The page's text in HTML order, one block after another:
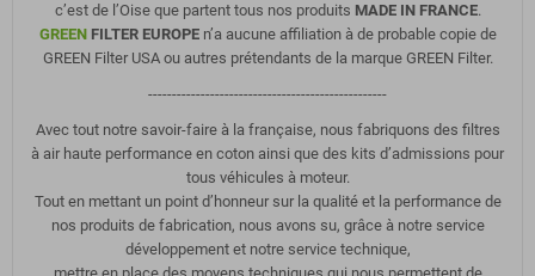
c’est de l’Oise que partent tous nos produits MADE IN FRANCE.
GREENFILTER EUROPEn’a aucune affiliation à de probable copie de
GREEN Filter USA ou autres prétendants de la marque GREEN Filter.
--------------------------------------------------
Avec tout notre savoir-faire à la française, nous fabriquons des filtres
à air haute performance en coton ainsi que des kits d’admissions pour
tous véhicules à moteur.
Tout en mettant un point d’honneur sur la qualité et la performance de
nos produits de fabrication, nous avons su, grâce à notre service
développement et notre service technique,